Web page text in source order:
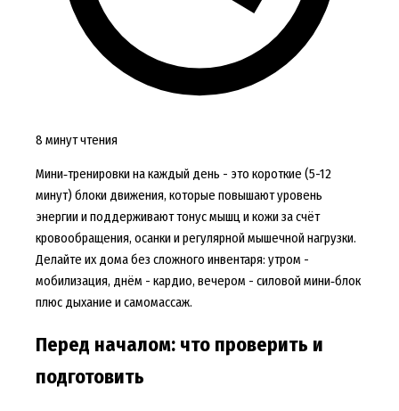
8 минут чтения
Мини‑тренировки на каждый день - это короткие (5-12
минут) блоки движения, которые повышают уровень
энергии и поддерживают тонус мышц и кожи за счёт
кровообращения, осанки и регулярной мышечной нагрузки.
Делайте их дома без сложного инвентаря: утром -
мобилизация, днём - кардио, вечером - силовой мини‑блок
плюс дыхание и самомассаж.
Перед началом: что проверить и
подготовить